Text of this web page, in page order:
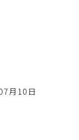
月10日